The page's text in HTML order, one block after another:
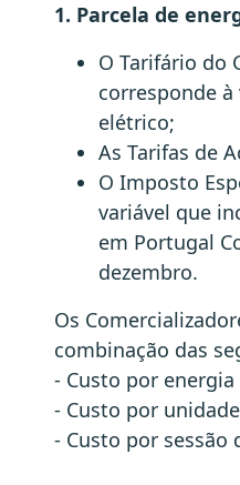
1. Parcela de
O Tarifário do
corresponde
elétrico;
As Tarifas de
O Imposto
variável que
em Portugal
dezembro.
Os
combinação das
- Custo por
- Custo por
- Custo por sessão